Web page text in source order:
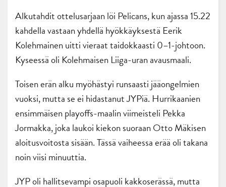
Alkutahdit ottelusarjaan löi Pelicans, kun ajassa 15.22
kahdella vastaan yhdellä hyökkäyksestä Eerik
Kolehmainen uitti vieraat taidokkaasti 0–1-johtoon.
Kyseessä oli Kolehmaisen Liiga-uran avausmaali.
Toisen erän alku myöhästyi runsaasti jääongelmien
vuoksi, mutta se ei hidastanut JYPiä. Hurrikaanien
ensimmäisen playoffs-maalin viimeisteli Pekka
Jormakka, joka laukoi kiekon suoraan Otto Mäkisen
aloitusvoitosta sisään. Tässä vaiheessa erää oli takana
noin viisi minuuttia.
JYP oli hallitsevampi osapuoli kakkoserässä, mutta